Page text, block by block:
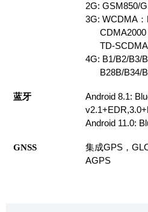
2G: GSM850/
3G: WCDMA
CDMA2000
TD-SCDMA
4G: B1/B2/B3/
B28B/B34/
蓝牙
Android 8.1:
Android 11.0:
GNSS
集成GPS，
AGPS